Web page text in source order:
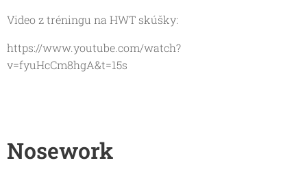
Video z tréningu na HWT skúšky:
https://www.youtube.com/watch?
v=fyuHcCm8hgA&t=15s
Nosework